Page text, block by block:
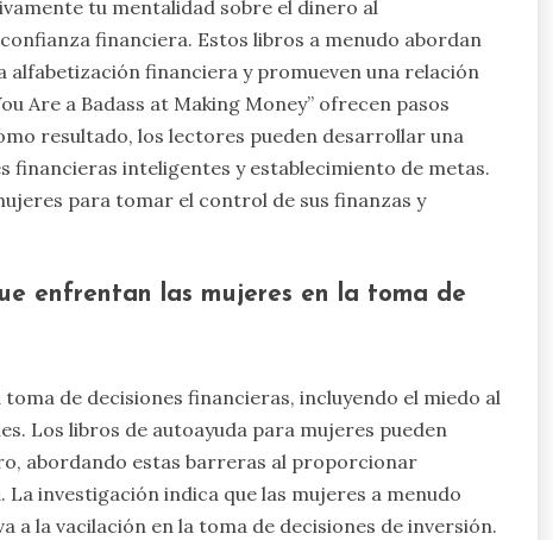
tu mentalidad sobre el dinero al
financiera. Estos libros a menudo abordan
financiera y promueven una relación
Are a Badass at Making Money” ofrecen pasos
resultado, los lectores pueden desarrollar una
inteligentes y establecimiento de metas.
para tomar el control de sus finanzas y
enfrentan las mujeres en la toma de
de decisiones financieras, incluyendo el miedo al
Los libros de autoayuda para mujeres pueden
abordando estas barreras al proporcionar
investigación indica que las mujeres a menudo
a la vacilación en la toma de decisiones de inversión.